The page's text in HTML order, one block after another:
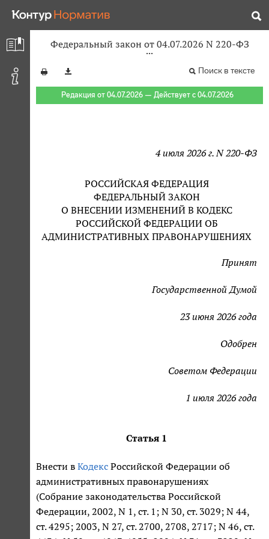
Федеральный закон от 04.07.2026 N 220-ФЗ
Поиск в тексте
Редакция от 04.07.2026 — Действует с 04.07.2026
4 июля 2026 г. N 220-ФЗ
РОССИЙСКАЯ ФЕДЕРАЦИЯ
ФЕДЕРАЛЬНЫЙ ЗАКОН
О ВНЕСЕНИИ ИЗМЕНЕНИЙ В КОДЕКС
РОССИЙСКОЙ ФЕДЕРАЦИИ ОБ
АДМИНИСТРАТИВНЫХ ПРАВОНАРУШЕНИЯХ
Принят
Государственной Думой
23 июня 2026 года
Одобрен
Советом Федерации
1 июля 2026 года
Статья 1
Внести в Кодекс Российской Федерации об
административных правонарушениях
(Собрание законодательства Российской
Федерации, 2002, N 1, ст. 1; N 30, ст. 3029; N 44,
ст. 4295; 2003, N 27, ст. 2700, 2708, 2717; N 46, ст.